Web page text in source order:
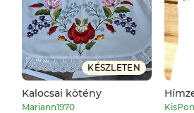
KÉSZLETEN
Kalocsai kötény
Mariann1970